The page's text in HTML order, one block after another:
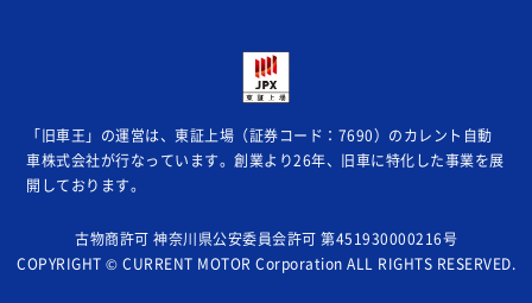
「旧車王」の運営は、東証上場（証券コード：7690）のカレント自動
車株式会社が行なっています。創業より26年、旧車に特化した事業を展
開しております。
古物商許可 神奈川県公安委員会許可 第451930000216号
COPYRIGHT © CURRENT MOTOR Corporation ALL RIGHTS RESERVED.